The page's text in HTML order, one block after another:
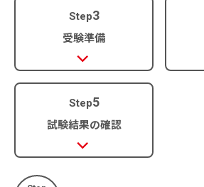
Step3
受験準備
Step5
試験結果の確認